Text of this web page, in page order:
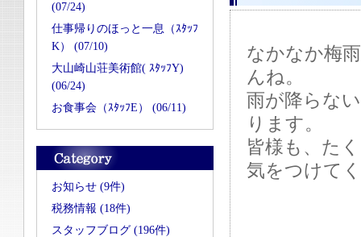
(07/24)
仕事帰りのほっと一息（ｽﾀｯﾌ
K） (07/10)
大山崎山荘美術館( ｽﾀｯﾌY)
(06/24)
お食事会（ｽﾀｯﾌE） (06/11)
お知らせ (9件)
税務情報 (18件)
スタッフブログ (196件)
なかなか梅
んね。
雨が降らな
ります。
皆様も、た
気をつけて